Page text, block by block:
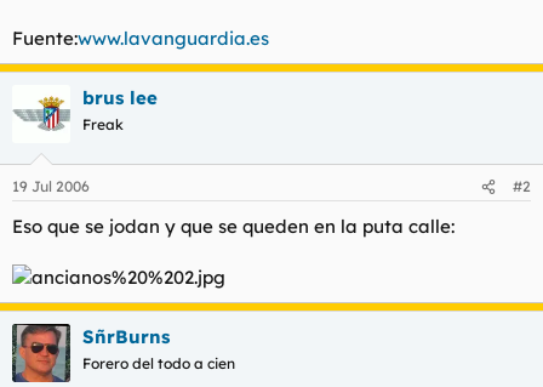
Fuente:www.lavanguardia.es
brus lee
Freak
19 Jul 2006 #2
Eso que se jodan y que se queden en la puta calle:
SñrBurns
Forero del todo a cien